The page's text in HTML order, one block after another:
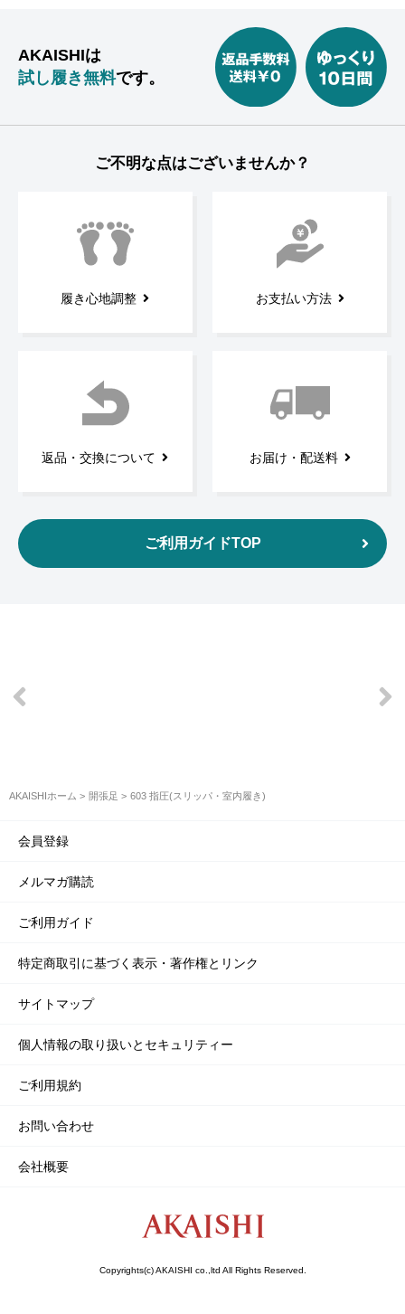
AKAISHIは
試し履き無料です。
ご不明な点はございませんか？
履き心地調整 お支払い方法
返品・交換について お届け・配送料
ご利用ガイドTOP
AKAISHIホーム 開張足 603 指圧(スリッパ・室内履き)
会員登録
メルマガ購読
ご利用ガイド
特定商取引に基づく表示・著作権とリンク
サイトマップ
個人情報の取り扱いとセキュリティー
ご利用規約
お問い合わせ
会社概要
Copyrights(c) AKAISHI co.,ltd All Rights Reserved.